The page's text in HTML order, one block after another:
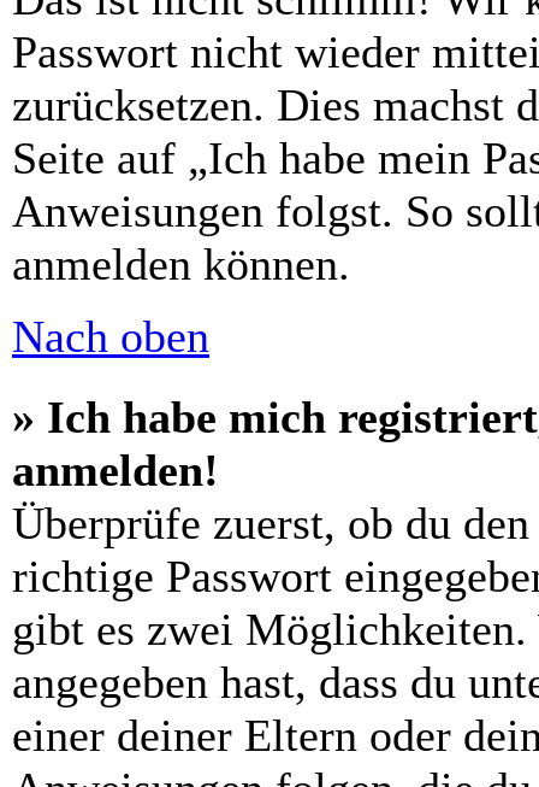
Passwort nicht wieder
zurücksetzen. Dies machst
Seite auf „Ich habe mein
Anweisungen folgst. So
anmelden können.
Nach oben
» Ich habe mich
anmelden!
Überprüfe zuerst, ob du
richtige Passwort
gibt es zwei
angegeben hast, dass du
einer deiner Eltern oder